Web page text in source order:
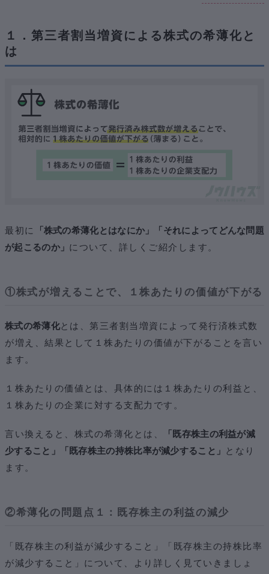
１．第三者割当増資による株式の希薄化と
は
最初に
「株式の希薄化とはなにか」「それによってどんな問題
が起こるのか」 について、詳しくご紹介します。
①株式が増えることで、１株あたりの価値が下がる
株式の希薄化とは、第三者割当増資によって発行済株式数
が増え、結果として１株あたりの価値が下がることを言い
ます。
１株あたりの価値とは、具体的には１株あたりの利益と、
１株あたりの企業に対する支配力です。
言い換えると、株式の希薄化とは、
「既存株主の利益が減
少すること」「既存株主の持株比率が減少すること」
となり
ます。
②希薄化の問題点１：既存株主の利益の減少
「既存株主の利益が減少すること」「既存株主の持株比率
が減少すること」について、より詳しく見ていきましょ